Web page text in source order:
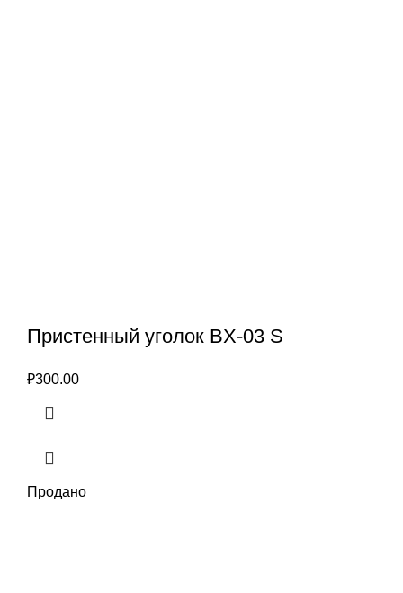
Пристенный уголок BX-03 S
₽300.00
Продано